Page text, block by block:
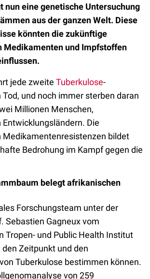
nun eine genetische Untersuchung
aus der ganzen Welt. Diese
könnten die zukünftige
Medikamenten und Impfstoffen
jede zweite Tuberkulose-
Tod, und noch immer sterben daran
Millionen Menschen,
Die
Medikamentenresistenzen bildet
Bedrohung im Kampf gegen die
belegt afrikanischen
Forschungsteam unter der
Sebastien Gagneux vom
Tropen- und Public Health Institut
Zeitpunkt und den
Tuberkulose bestimmen können.
von 259